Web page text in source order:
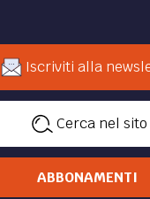
Iscriviti alla
Cerca nel sito
ABBONAMENTI